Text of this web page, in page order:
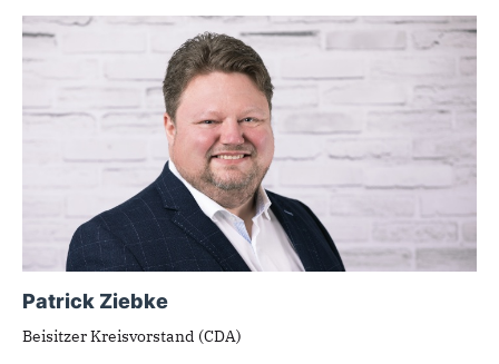
Patrick Ziebke
Beisitzer Kreisvorstand (CDA)